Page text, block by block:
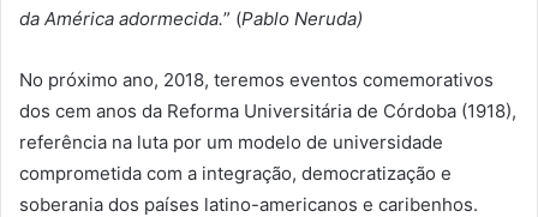
da América adormecida.” (Pablo Neruda)
No próximo ano, 2018, teremos eventos comemorativos
dos cem anos da Reforma Universitária de Córdoba (1918),
referência na luta por um modelo de universidade
comprometida com a integração, democratização e
soberania dos países latino-americanos e caribenhos.